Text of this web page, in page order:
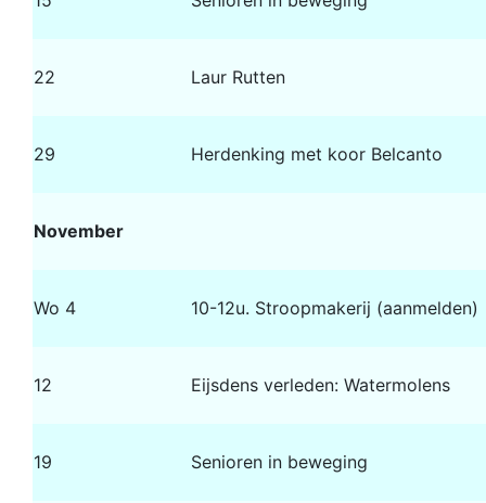
22 Laur Rutten
29 Herdenking met koor Belcanto
November
Wo 4 10-12u. Stroopmakerij (aanmelden)
12 Eijsdens verleden: Watermolens
19 Senioren in beweging